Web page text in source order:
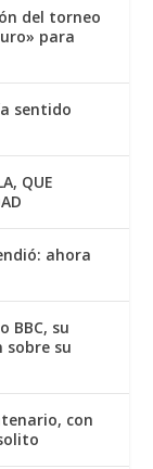
del torneo
para
sentido
QUE
ahora
BBC, su
sobre su
con